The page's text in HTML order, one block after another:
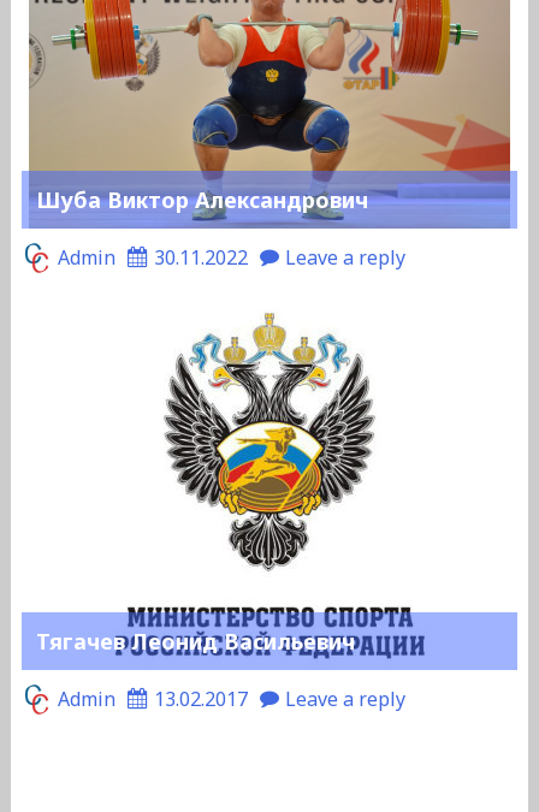
Шуба Виктор Александрович
Admin 30.11.2022 Leave a reply
Тягачев Леонид Васильевич
Admin 13.02.2017 Leave a reply